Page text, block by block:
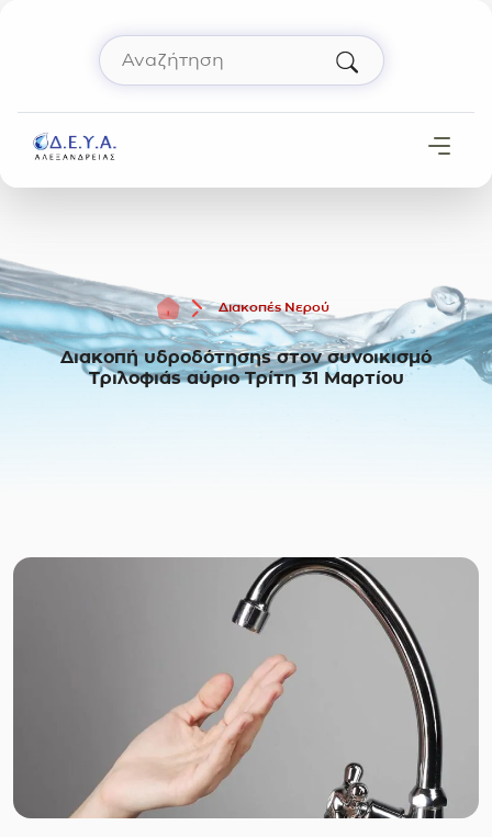
Αναζήτηση
ΑρχικήΔιακοπές Νερού
Διακοπή υδροδότησης στον συνοικισμό
Τριλοφιάς αύριο Τρίτη 31 Μαρτίου